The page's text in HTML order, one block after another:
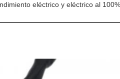
eléctrico y eléctrico al 100%